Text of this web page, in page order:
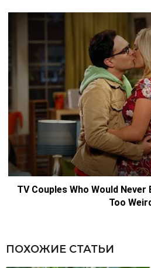
ПОХОЖИЕ СТАТЬИ